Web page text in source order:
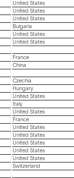
United States
United States
United States
Bulgaria
United States
United States
France
China
Czechia
Hungary
United States
Italy
United States
France
United States
United States
United States
United States
United States
Switzerland